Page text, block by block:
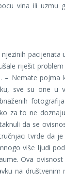
vina ili uzmu
pacijenata
riješit
– Nemate pojma
sve su one u
za to ne
da se
tvrde da
više ljudi
Ova
na društvenim